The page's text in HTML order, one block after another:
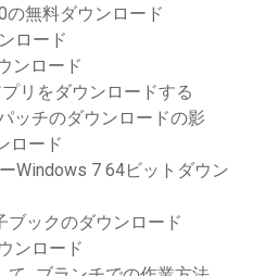
の無料ダウンロード
ロード
ンロード
リをダウンロードする
ッチのダウンロードの影
ロード
Windows 7 64ビットダウン
ブックのダウンロード
ンロード